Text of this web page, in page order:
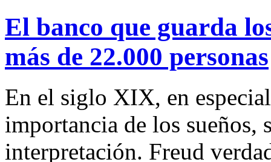
El banco que guarda
más de 22.000 personas
En el siglo XIX, en
importancia de los sueños,
interpretación. Freud